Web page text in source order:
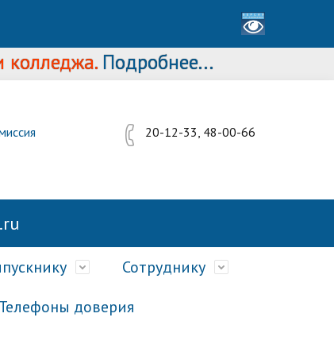
Подробнее...
20-12-33, 48-00-66
Сотруднику
Телефоны доверия